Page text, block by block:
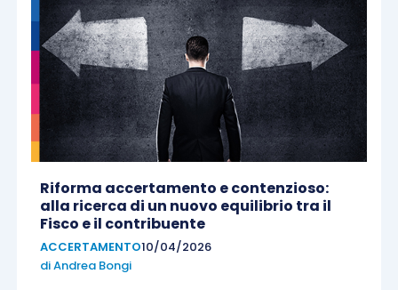
Riforma accertamento e contenzioso:
alla ricerca di un nuovo equilibrio tra il
Fisco e il contribuente
ACCERTAMENTO10/04/2026
diAndrea Bongi